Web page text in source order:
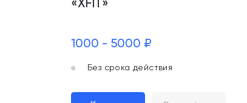
1000 - 5000 ₽
Без срока действия